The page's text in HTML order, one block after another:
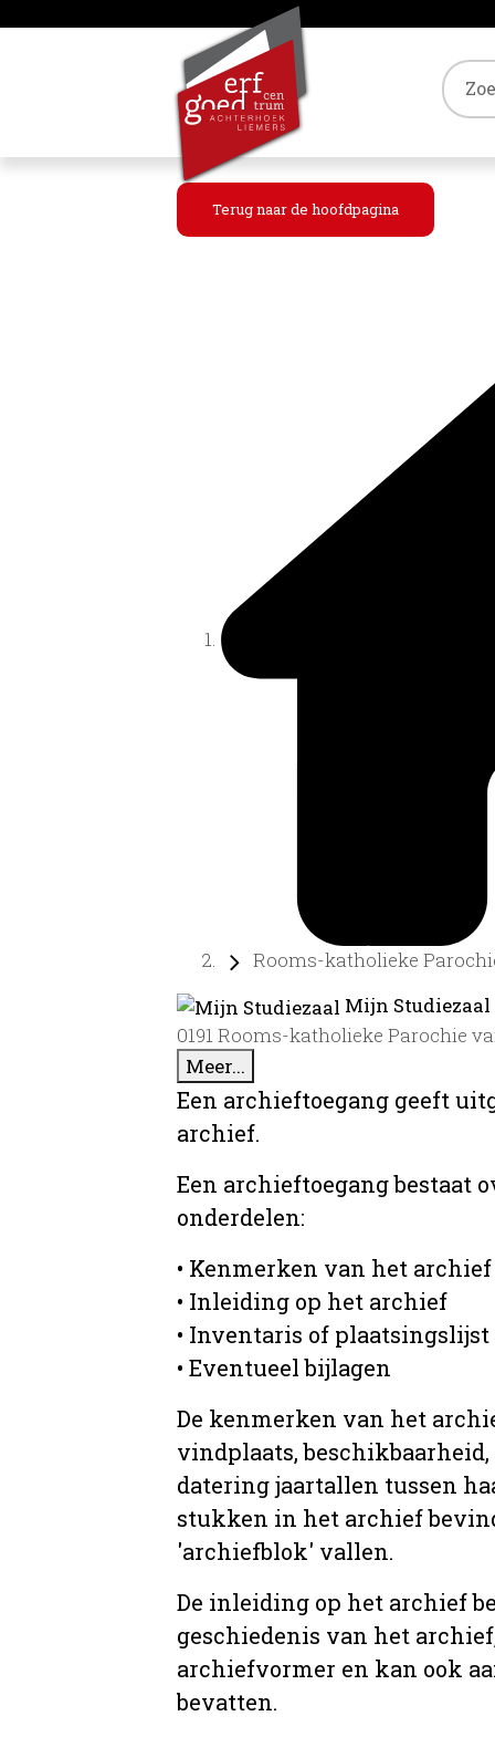
Terug naar de hoofdpagina
Rooms-katholieke
Mijn
0191 Rooms-katholieke Parochie
Meer...
Een archieftoegang geeft
archief.
Een archieftoegang bestaat
onderdelen:
• Kenmerken van het archief
• Inleiding op het archief
• Inventaris of plaatsingslijst
• Eventueel bijlagen
De kenmerken van het
vindplaats,
datering jaartallen tussen
stukken in het archief
'archiefblok' vallen.
De inleiding op het archief
geschiedenis van het
archiefvormer en kan ook
bevatten.